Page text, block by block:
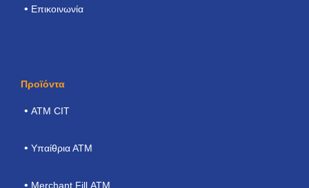
Επικοινωνία
Προϊόντα
ΑΤΜ CIT
Υπαίθρια ΑΤΜ
Merchant Fill ΑΤΜ